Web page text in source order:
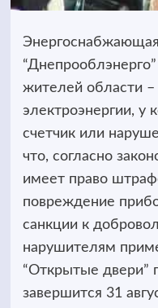
жителей области –
электроэнергии, у
счетчик или
что, согласно
имеет право
повреждение
санкции к
нарушителям
“Открытые двери”
завершится 31